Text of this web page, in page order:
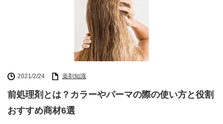
2021/2/24 薬剤知識
前処理剤とは？カラーやパーマの際の使い方と役割
おすすめ商材6選